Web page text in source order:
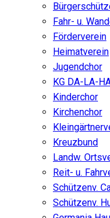
Fahr- u.
Förderverein
Heimatverein
Jugendchor
KG DA-LA-
Kinderchor
Kirchenchor
Kreuzbund
Landw.
Reit- u.
Schützenv.
Schützenv.